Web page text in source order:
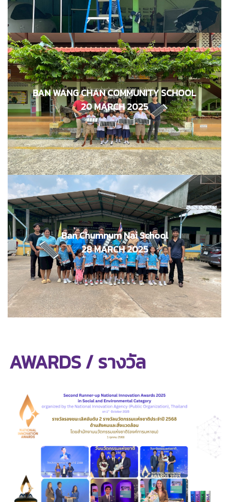
BAN WANG CHAN COMMUNITY SCHOOL
20 MARCH 2025
โรงเรียนชุมชนบ้านวังจันทร์
20 มีนาคม 2568
Ban Chumnum Nai School
28 MARCH 2025
ศูนย์พัฒนาเด็กเล็กบ้านชุมชุมใน
และศูนย์พัฒนาเด็กก่อนเกณฑ์วัดศรีโสภณ อบต.วังจันทร์
28 มีนาคม 2568
AWARDS /รางวัล